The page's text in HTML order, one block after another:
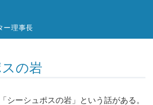
ー理事長
の岩
シーシュポスの岩」という話がある。